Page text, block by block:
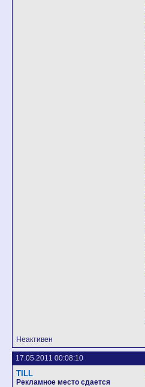
Неактивен
17.05.2011 00:08:10
TILL
Рекламное место сдается